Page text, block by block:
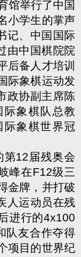
馆举行了中国
小学生的掌声
记、中国国际
由中国棋院院
后备人才培训
际象棋运动发
政协副主席陈
象棋队总教
际象棋世界冠
第12届残奥会
峰在F12级三
金牌，并打破
人运动员在残
进行的4x100
队友合作夺得
项目的世界纪